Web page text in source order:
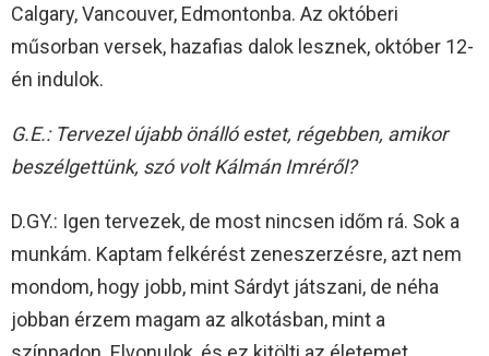
Calgary, Vancouver, Edmontonba. Az októberi
műsorban versek, hazafias dalok lesznek, október 12-
én indulok.
G.E.: Tervezel újabb önálló estet, régebben, amikor
beszélgettünk, szó volt Kálmán Imréről?
D.GY.: Igen tervezek, de most nincsen időm rá. Sok a
munkám. Kaptam felkérést zeneszerzésre, azt nem
mondom, hogy jobb, mint Sárdyt játszani, de néha
jobban érzem magam az alkotásban, mint a